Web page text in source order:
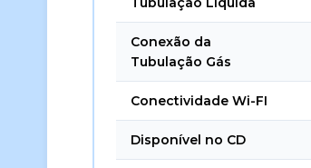
Conexão da
Tubulação Gás
Conectividade Wi-FI
Disponível no CD